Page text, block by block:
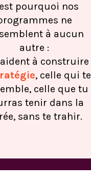
pourquoi nos
ne
à aucun
autre :
à construire
, celle qui te
celle que tu
tenir dans la
sans te trahir.